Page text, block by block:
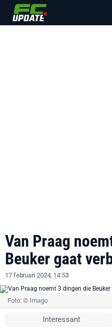
Van Praag
Beuker gaat
17 februari 2024, 14:53
Foto: © Imago
Interessant